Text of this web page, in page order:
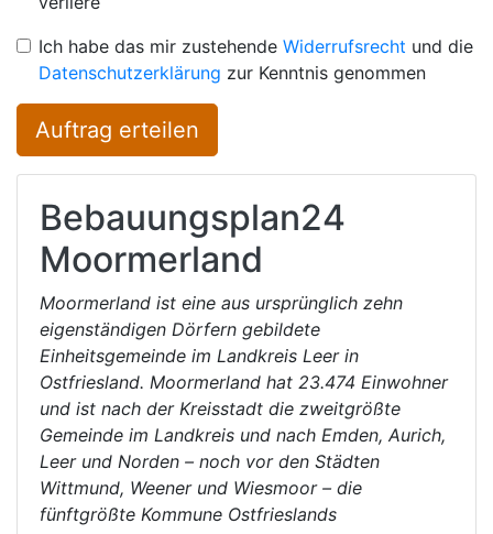
Ich habe das mir zustehende Widerrufsrecht und die
Datenschutzerklärung zur Kenntnis genommen
Auftrag erteilen
Bebauungsplan24
Moormerland
Moormerland ist eine aus ursprünglich zehn
eigenständigen Dörfern gebildete
Einheitsgemeinde im Landkreis Leer in
Ostfriesland. Moormerland hat 23.474 Einwohner
und ist nach der Kreisstadt die zweitgrößte
Gemeinde im Landkreis und nach Emden, Aurich,
Leer und Norden – noch vor den Städten
Wittmund, Weener und Wiesmoor – die
fünftgrößte Kommune Ostfrieslands